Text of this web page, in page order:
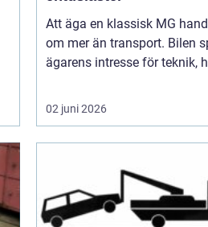
Att äga en klassisk MG
om mer än transport. Bilen
ägarens intresse för teknik,
02 juni 2026